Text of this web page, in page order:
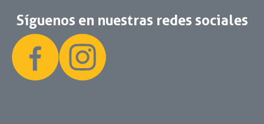
Síguenos en nuestras redes sociales